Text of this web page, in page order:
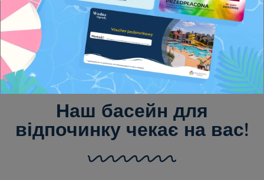
рекреаційному басейні підігрівається за допомогою
відновлюваних джерел енергії до температури 28°C.
Наш басейн для
відпочинку чекає на вас!